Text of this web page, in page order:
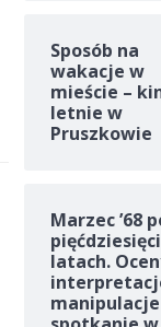
Sposób na
wakacje w
mieście –
letnie w
Pruszkowie
Marzec ’68
latach.